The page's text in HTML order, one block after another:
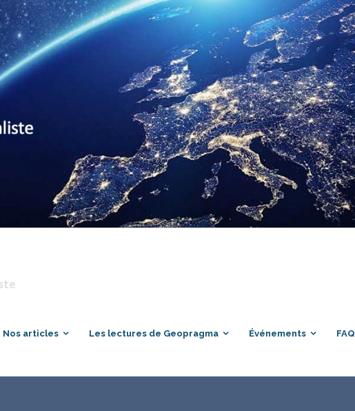
Nos articles Les lectures de Geopragma Événements FAQ